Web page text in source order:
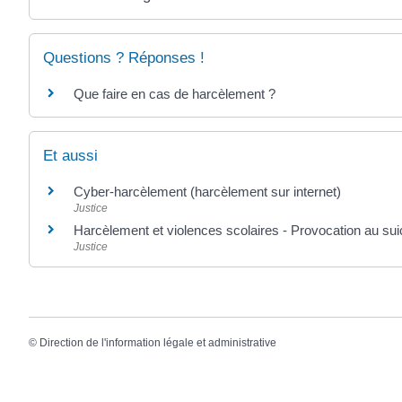
Questions ? Réponses !
Que faire en cas de harcèlement ?
Et aussi
Cyber-harcèlement (harcèlement sur internet)
Justice
Harcèlement et violences scolaires - Provocation au
Justice
© Direction de l'information légale et administrative